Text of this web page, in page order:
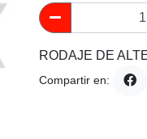
RODAJE DE
Compartir en: